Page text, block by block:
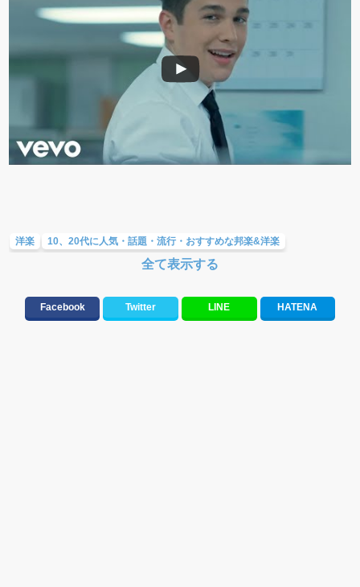
洋楽 10、20代に人気・話題・流行・おすすめな邦楽&洋楽
全て表示する
Facebook Twitter LINE HATENA